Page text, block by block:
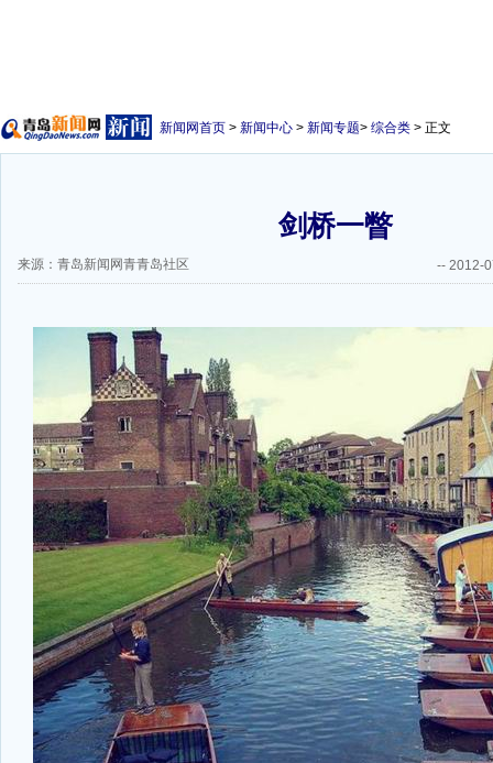
新闻网首页 > 新闻中心 > 新闻专题> 综合类 > 正文
剑桥一瞥
来源：青岛新闻网青青岛社区 -- 2012-